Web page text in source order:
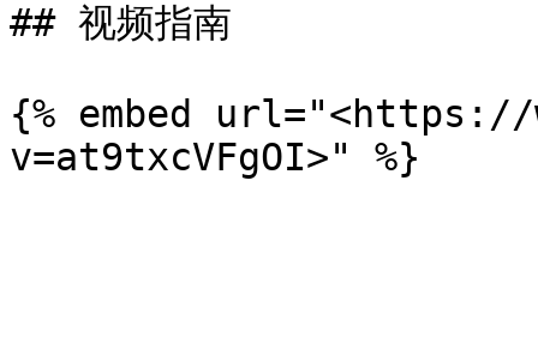
## 视频指南
{% embed url="<https://